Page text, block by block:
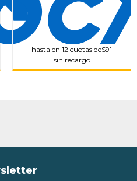
hasta en 12 cuotas de$91
sin recargo